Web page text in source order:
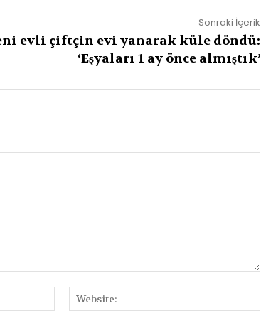
Sonraki İçerik
evli çiftçin evi yanarak küle döndü:
‘Eşyaları 1 ay önce almıştık’
Posta:*